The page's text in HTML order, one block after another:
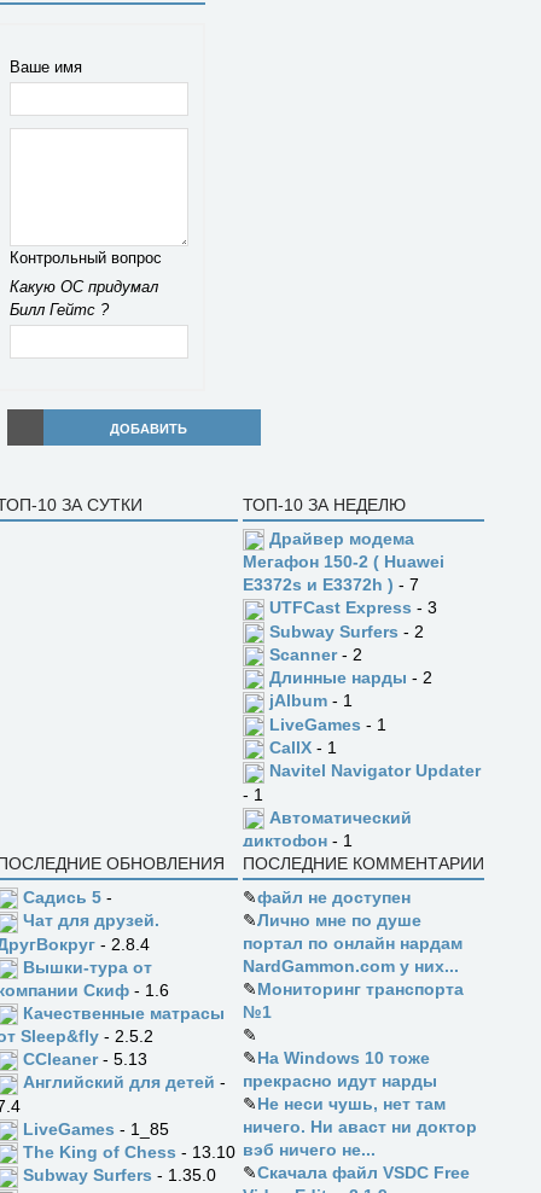
Ваше имя
Контрольный вопрос
Какую ОС придумал
Билл Гейтс ?
ДОБАВИТЬ
10 ЗА СУТКИ
ТОП-10 ЗА НЕДЕЛЮ
Драйвер модема
Мегафон 150-2 ( Huawei
E3372s и E3372h ) - 7
UTFCast Express - 3
Subway Surfers - 2
Scanner- 2
Длинные нарды - 2
jAlbum - 1
LiveGames - 1
CallX - 1
Navitel Navigator Updater
- 1
Автоматический
диктофон - 1
ОБНОВЛЕНИЯ
Садись 5 -
Чат для друзей.
- 2.8.4
Вышки-тура от
Скиф - 1.6
Качественные матрасы
Sleep&fly - 2.5.2
CCleaner- 5.13
Английский для детей -
LiveGames - 1_85
The King of Chess - 13.10
Subway Surfers - 1.35.0
ПОСЛЕДНИЕ КОММЕНТАРИИ
✎файл не доступен
✎Лично мне по душе
портал по онлайн нардам
NardGammon.com у них...
✎Мониторинг транспорта
№1
✎
✎На Windows 10 тоже
прекрасно идут нарды
✎Не неси чушь, нет там
ничего. Ни аваст ни доктор
вэб ничего не...
✎Скачала файл VSDC Free